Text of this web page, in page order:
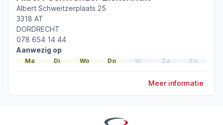
Drechtsteden
Afgeronde ParkinsonNet-scholingen
Basisscholing tot ParkinsonNet-zorgverlener
ParkinsonNet congres 2016
Albert Schweitzerplaats 25
3318 AT
DORDRECHT
078 654 14 44
Aanwezig op
Ma Di Wo Do Vr Za Zo
Meer informatie